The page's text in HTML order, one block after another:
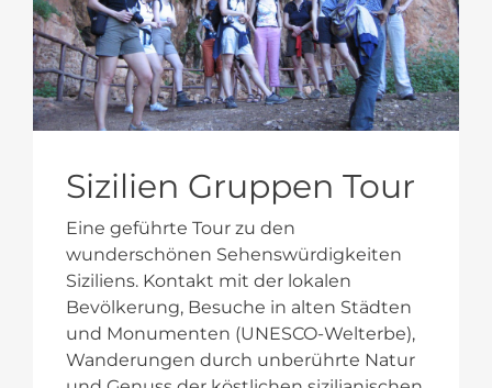
Sizilien Gruppen Tour
Eine geführte Tour zu den
wunderschönen Sehenswürdigkeiten
Siziliens. Kontakt mit der lokalen
Bevölkerung, Besuche in alten Städten
und Monumenten (UNESCO-Welterbe),
Wanderungen durch unberührte Natur